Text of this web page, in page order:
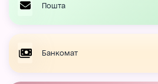
Пошта
Банкомат